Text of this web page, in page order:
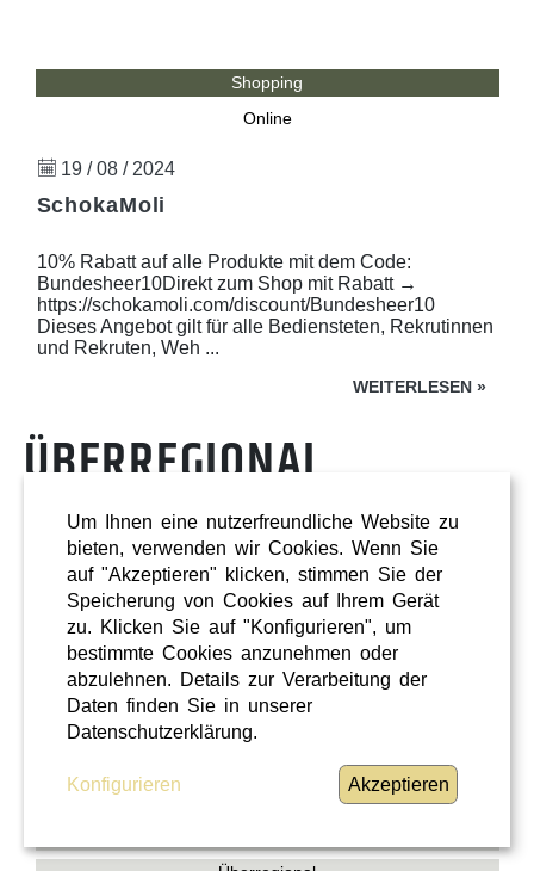
Shopping
Online
19 / 08 / 2024
SchokaMoli
10% Rabatt auf alle Produkte mit dem Code:
Bundesheer10Direkt zum Shop mit Rabatt →
https://schokamoli.com/discount/Bundesheer10
Dieses Angebot gilt für alle Bediensteten, Rekrutinnen
und Rekruten, Weh ...
WEITERLESEN »
ÜBERREGIONAL
Um Ihnen eine nutzerfreundliche Website zu
bieten, verwenden wir Cookies. Wenn Sie
auf "Akzeptieren" klicken, stimmen Sie der
Speicherung von Cookies auf Ihrem Gerät
zu. Klicken Sie auf "Konfigurieren", um
bestimmte Cookies anzunehmen oder
abzulehnen. Details zur Verarbeitung der
Daten finden Sie in unserer
Datenschutzerklärung.
Konfigurieren Akzeptieren